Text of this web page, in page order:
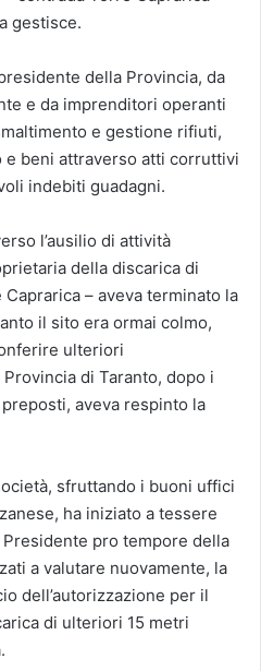
gestisce.
della Provincia, da
e da imprenditori operanti
e gestione rifiuti,
e beni attraverso atti corruttivi
indebiti guadagni.
l’ausilio di attività
della discarica di
– aveva terminato la
il sito era ormai colmo,
ulteriori
Provincia di Taranto, dopo i
aveva respinto la
sfruttando i buoni uffici
ha iniziato a tessere
pro tempore della
a valutare nuovamente, la
dell’autorizzazione per il
di ulteriori 15 metri